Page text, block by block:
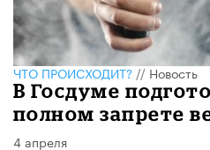
ЧТО ПРОИСХОДИТ?//Новость
В Госдуме
полном запрете
4 апреля